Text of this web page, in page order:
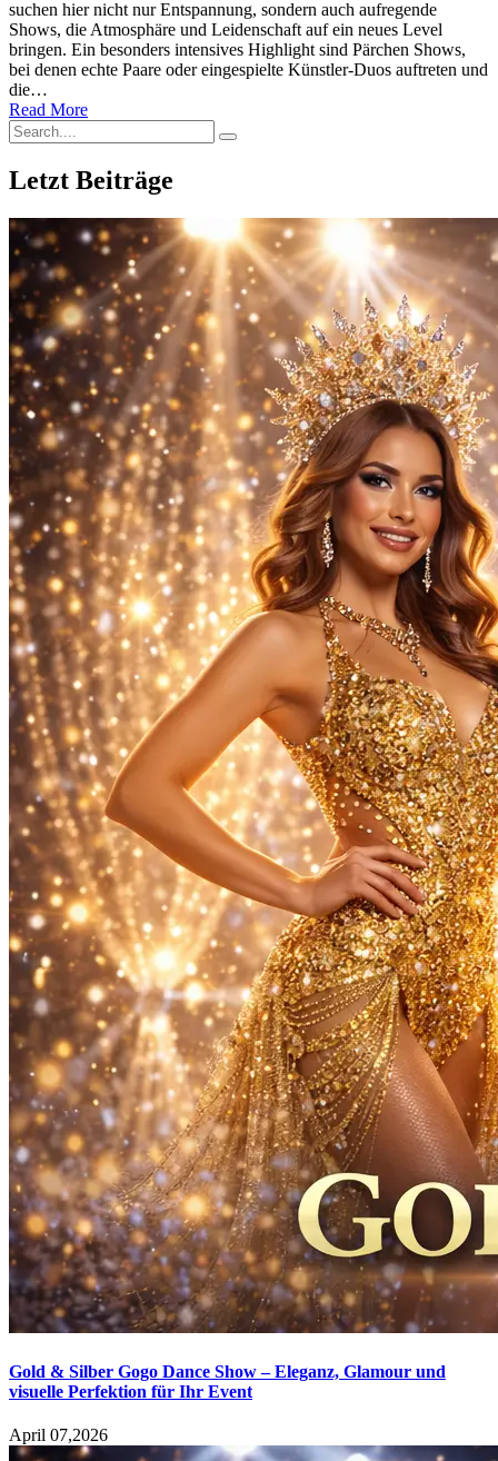
suchen hier nicht nur Entspannung, sondern auch aufregende
Shows, die Atmosphäre und Leidenschaft auf ein neues Level
bringen. Ein besonders intensives Highlight sind Pärchen Shows,
bei denen echte Paare oder eingespielte Künstler-Duos auftreten und
die…
Read More
Letzt Beiträge
Gold & Silber Gogo Dance Show – Eleganz, Glamour und
visuelle Perfektion für Ihr Event
April 07,2026